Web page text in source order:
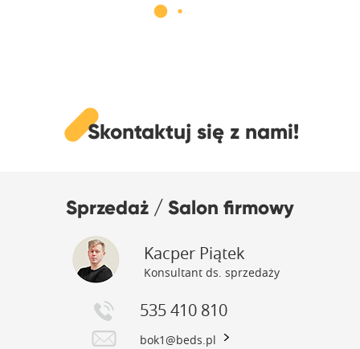
Skontaktuj się z nami!
Sprzedaż / Salon firmowy
Kacper Piątek
Konsultant ds. sprzedaży
535 410 810
bok1@beds.pl